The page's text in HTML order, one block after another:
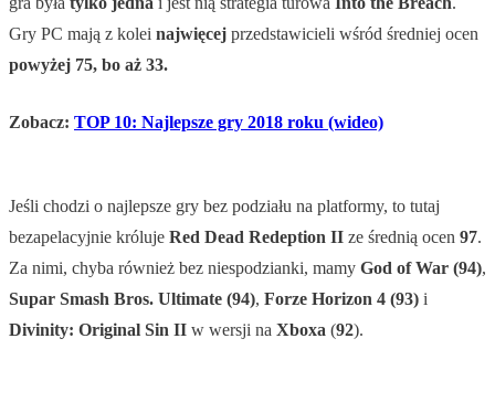
Gry PC mają z kolei najwięcej przedstawicieli wśród średniej ocen
powyżej 75, bo aż 33.
Zobacz: TOP 10: Najlepsze gry 2018 roku (wideo)
Jeśli chodzi o najlepsze gry bez podziału na platformy, to tutaj
bezapelacyjnie króluje Red Dead Redeption II ze średnią ocen 97.
Za nimi, chyba również bez niespodzianki, mamy God of War (94),
Supar Smash Bros. Ultimate (94), Forze Horizon 4 (93) i
Divinity: Original Sin II w wersji na Xboxa (92).